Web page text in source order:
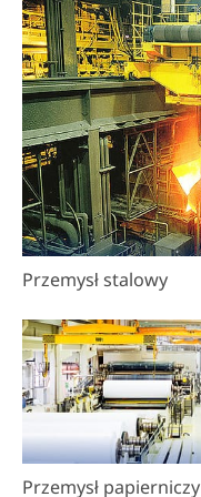
Przemysł stalowy
Przemysł papierniczy